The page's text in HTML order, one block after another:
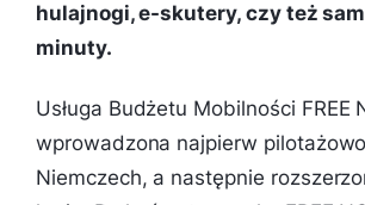
hulajnogi, e-skutery, czy też
minuty.
Usługa Budżetu Mobilności FREE
wprowadzona najpierw
Niemczech, a następnie